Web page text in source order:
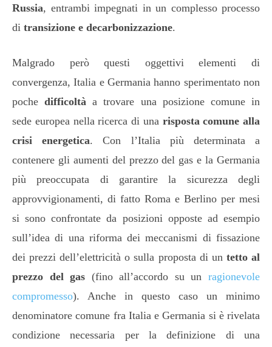
Russia, entrambi impegnati in un complesso processo
di transizione e decarbonizzazione.
Malgrado però questi oggettivi elementi di
convergenza, Italia e Germania hanno sperimentato non
pochedifficoltà a trovare una posizione comune in
sede europea nella ricerca di una risposta comune alla
crisi energetica. Con l’Italia più determinata a
contenere gli aumenti del prezzo del gas e la Germania
più preoccupata di garantire la sicurezza degli
approvvigionamenti, di fatto Roma e Berlino per mesi
si sono confrontate da posizioni opposte ad esempio
sull’idea di una riforma dei meccanismi di fissazione
dei prezzi dell’elettricità o sulla proposta di un tetto al
prezzo del gas (fino all’accordo su unragionevole
compromesso). Anche in questo caso un minimo
denominatore comune fra Italia e Germania si è rivelata
condizione necessaria per la definizione di una